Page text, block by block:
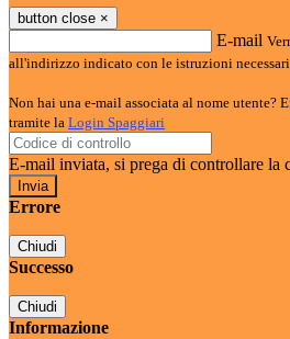
button close ×
E-mail
all'indirizzo indicato con le istruzioni
Non hai una e-mail associata al nome utente?
tramite la Login Spaggiari
E-mail inviata, si prega di controllare la
Errore
Chiudi
Successo
Chiudi
Informazione